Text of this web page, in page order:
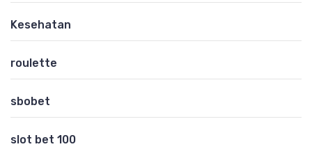
Kesehatan
roulette
sbobet
slot bet 100